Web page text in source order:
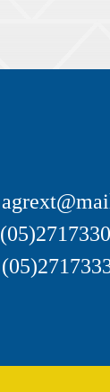
agrext